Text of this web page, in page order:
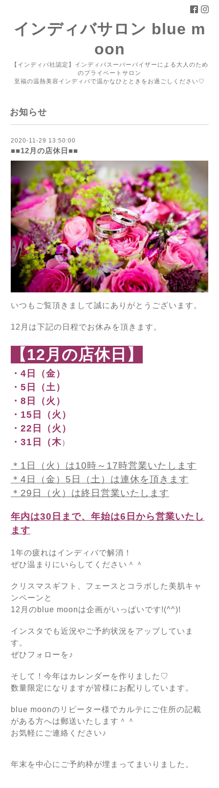
インディバサロン blue m
oon
【インディバ社認定】インディバスーパーバイザーによる大人のため
のプライベートサロン
至福の温熱美容インディバで温かなひとときをお過ごしください♡
お知らせ
2020-11-29 13:50:00
■■12月の店休日■■
いつもご覧頂きまして誠にありがとうございます。
12月は下記の日程でお休みを頂きます。
【12月の店休日】
・4日（金）
・5日（土）
・8日（火）
・15日（火）
・22日（火）
・31日（木）
＊1日（火）は10時～17時営業いたします
＊4日（金）5日（土）は連休を頂きます
＊29日（火）は終日営業いたします
年内は30日まで、年始は6日から営業いたし
ます
1年の疲れはインディバで解消！
ぜひ温まりにいらしてください＾＾
クリスマスギフト、フェースとコラボした美肌キャ
ンペーンと
12月のblue moonは企画がいっぱいです!(^^)!
インスタでも近況やご予約状況をアップしていま
す。
ぜひフォローを♪
そして！今年はカレンダーを作りました♡
数量限定になりますが皆様にお配りしています。
blue moonのリピーター様でカルテにご住所の記載
がある方へは郵送いたします＾＾
お気軽にご連絡ください♪
年末を中心にご予約枠が埋まってまいりました。